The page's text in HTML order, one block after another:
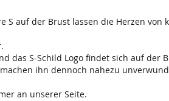
auf der Brust lassen die Herzen
das S-Schild Logo findet sich auf der
ihn dennoch nahezu
an unserer Seite.